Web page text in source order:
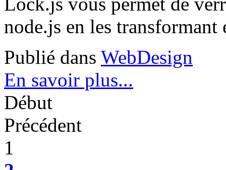
node.js en les transformant
Publié dans WebDesign
En savoir plus...
Début
Précédent
1